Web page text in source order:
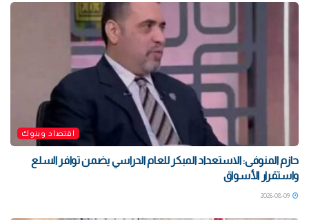
اقتصاد وبنوك
حازم المنوفى: الاستعداد المبكر للعام الدراسي يضمن توافر السلع
واستقرار الأسواق